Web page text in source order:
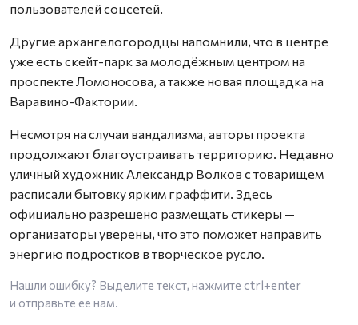
пользователей соцсетей.
Другие архангелогородцы напомнили, что в центре
уже есть скейт-парк за молодёжным центром на
проспекте Ломоносова, а также новая площадка на
Варавино-Фактории.
Несмотря на случаи вандализма, авторы проекта
продолжают благоустраивать территорию. Недавно
уличный художник Александр Волков с товарищем
расписали бытовку ярким граффити. Здесь
официально разрешено размещать стикеры —
организаторы уверены, что это поможет направить
энергию подростков в творческое русло.
Нашли ошибку? Выделите текст, нажмите ctrl+enter
и отправьте ее нам.